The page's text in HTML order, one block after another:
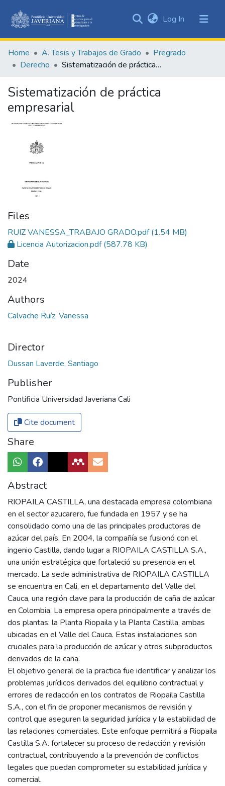
&
Collections
Statistics
Log In (current)
Home A. Tesis y Trabajos de Grado
Pregrado
Derecho
Sistematización de práctica empresarial
Sistematización de práctica
empresarial
Files
RUIZ VANESSA_TRABAJO GRADO.pdf(1.54 MB)
Licencia Autorizacion.pdf(587.78 KB)
Date
2024
Authors
Calvache Ruíz, Vanessa
Director
Dussan Laverde, Santiago
Publisher
Pontificia Universidad Javeriana Cali
Cite document
Share
Abstract
RIOPAILA CASTILLA, una destacada empresa colombiana
en el sector azucarero, fue fundada en 1957 y se ha
consolidado como una de las principales productoras de
azúcar del país. En 2004, la compañía se fusionó con el
ingenio Castilla, dando lugar a RIOPAILA CASTILLA S.A.,
una unión estratégica que fortaleció su presencia en el
mercado. La sede administrativa de RIOPAILA CASTILLA
se encuentra en Cali, en el departamento del Valle del
Cauca, una región clave para la producción de caña de azúcar
en Colombia. La empresa opera principalmente a través de
dos plantas: la Planta Riopaila y la Planta Castilla, ambas
ubicadas en el Valle del Cauca. Estas instalaciones son
cruciales para la producción de azúcar y otros subproductos
derivados de la caña.
El objetivo general de la practica fue identificar y analizar los
problemas jurídicos derivados del equilibrio contractual y
errores de redacción en los contratos de Riopaila Castilla
S.A., con el fin de proponer mecanismos de revisión y
control que aseguren la seguridad jurídica y la estabilidad de
las relaciones comerciales. Este enfoque permitirá a Riopaila
Castilla S.A. fortalecer su proceso de redacción y revisión
contractual, contribuyendo a la prevención de conflictos
legales que puedan comprometer su estabilidad jurídica y
comercial.